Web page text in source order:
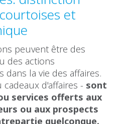
et
peuvent être des
des actions
dans la vie des affaires.
d'affaires - sont
services offerts aux
ou aux prospects
quelconque.